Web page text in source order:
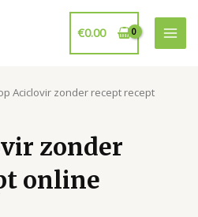
€0.00
Aciclovir zonder recept recept
zonder
online